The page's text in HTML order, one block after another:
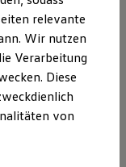
relevante
Wir nutzen
Verarbeitung
Diese
von